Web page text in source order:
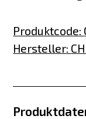
Produktcode:
Hersteller: